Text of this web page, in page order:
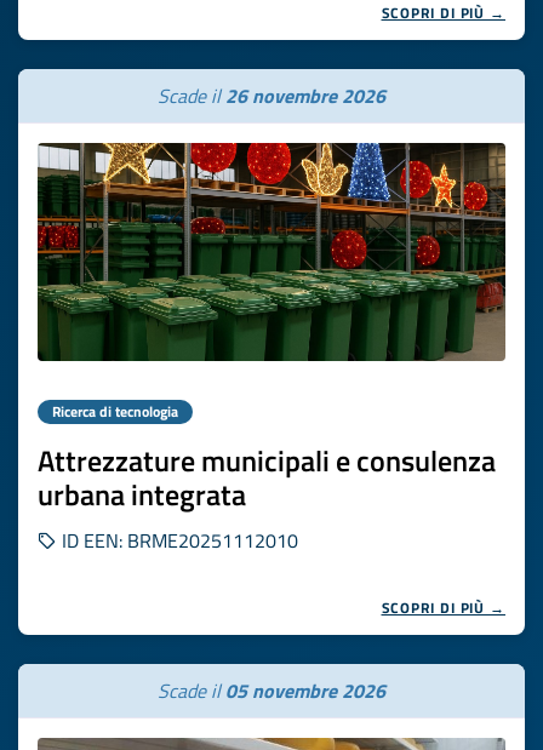
SCOPRI DI PIÙ →
Scade il26 novembre 2026
Ricerca di tecnologia
Attrezzature municipali e consulenza
urbana integrata
ID EEN: BRME20251112010
SCOPRI DI PIÙ →
Scade il05 novembre 2026